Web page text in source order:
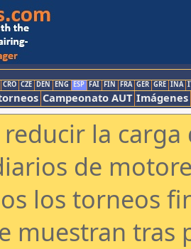
CRO CZE DEN ENG ESP FAI FIN FRA GER GRE INA
Campeonato AUT Imágenes
reducir la
de
los torneos
muestran tras